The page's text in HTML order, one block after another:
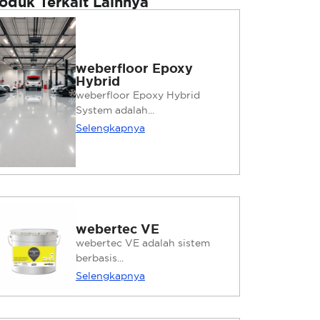
weberfloor Epoxy
Hybrid
weberfloor Epoxy Hybrid
System adalah...
Selengkapnya
webertec VE
webertec VE adalah sistem
berbasis...
Selengkapnya